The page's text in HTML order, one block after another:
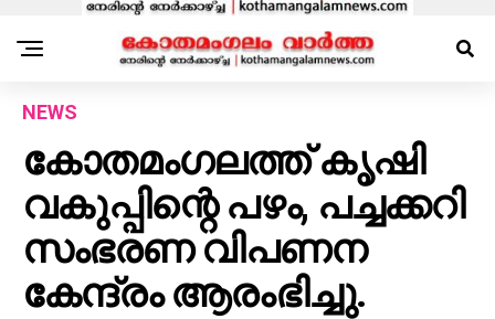
NEWS
കോതമംഗലത്ത് കൃഷി
വകുപ്പിന്റെ പഴം, പച്ചക്കറി
സംഭരണ വിപണന
കേന്ദ്രം ആരംഭിച്ചു.